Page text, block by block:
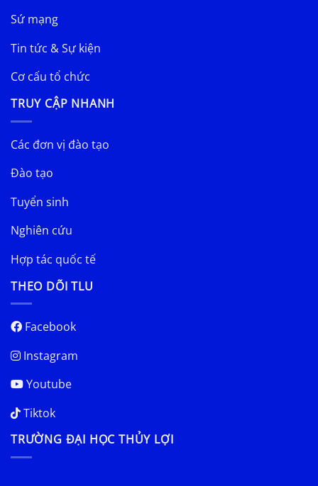
Sứ mạng
Tin tức & Sự kiện
Cơ cấu tổ chức
TRUY CẬP NHANH
Các đơn vị đào tạo
Đào tạo
Tuyển sinh
Nghiên cứu
Hợp tác quốc tế
THEO DÕI TLU
Facebook
Instagram
Youtube
Tiktok
TRƯỜNG ĐẠI HỌC THỦY LỢI